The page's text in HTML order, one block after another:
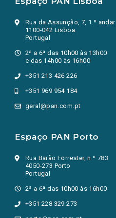
Rua da Assunção, 7, 1.º andar
1100-042 Lisboa
Portugal
2ª a 6ª das 10h00 às 13h00
e das 14h00 às 16h00
+351 213 426 226
+351 969 954 184
geral@pan.com.pt
Espaço PAN Porto
Rua Barão Forrester, n.º 783
4050-273 Porto
Portugal
2ª a 6ª das 10h00 às 16h00
+351 228 329 273